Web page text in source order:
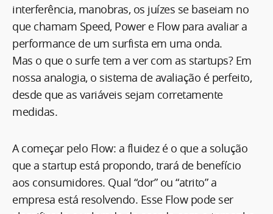
interferência, manobras, os juízes se baseiam no
que chamam Speed, Power e Flow para avaliar a
performance de um surfista em uma onda.
Mas o que o surfe tem a ver com as startups? Em
nossa analogia, o sistema de avaliação é perfeito,
desde que as variáveis sejam corretamente
medidas.
A começar pelo Flow: a fluidez é o que a solução
que a startup está propondo, trará de benefício
aos consumidores. Qual “dor” ou “atrito” a
empresa está resolvendo. Esse Flow pode ser